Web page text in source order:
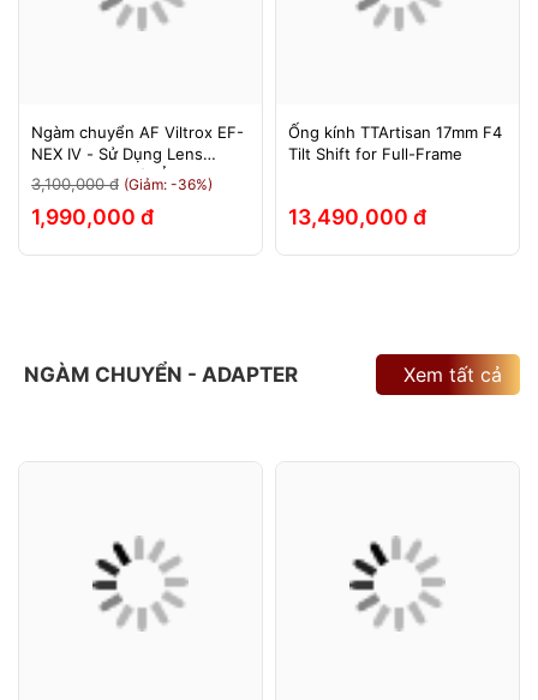
Ngàm chuyển AF Viltrox EF-
NEX IV - Sử Dụng Lens
Canon Trên Máy Ảnh Sony
E-Mount - Bảo Hành 12
Tháng.
3,100,000 đ (Giảm: -36%)
1,990,000 đ
Ống kính TTArtisan 17mm F4
Tilt Shift for Full-Frame
13,490,000 đ
NGÀM CHUYỂN - ADAPTER Xem tất cả